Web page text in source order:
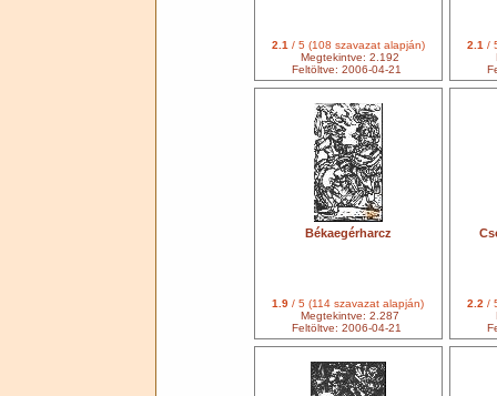
2.1 / 5 (108 szavazat alapján)
Megtekintve: 2.192
Feltöltve: 2006-04-21
2.1 /
Békaegérharcz
1.9 / 5 (114 szavazat alapján)
Megtekintve: 2.287
Feltöltve: 2006-04-21
2.2 /